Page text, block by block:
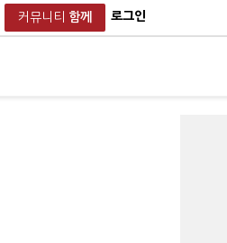
커뮤니티 함께 로그인